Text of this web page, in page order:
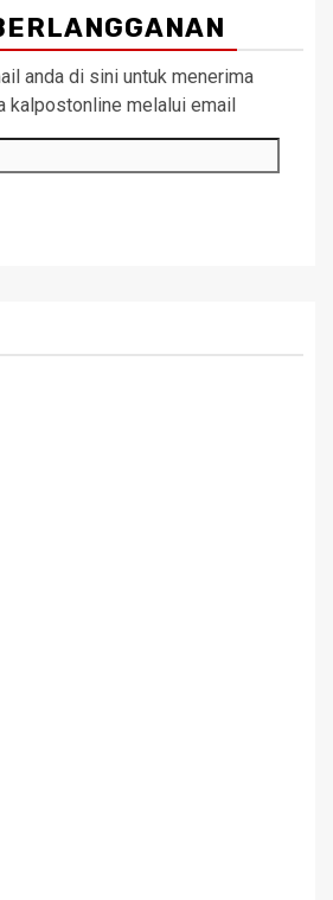
anda di sini untuk menerima
kalpostonline melalui email